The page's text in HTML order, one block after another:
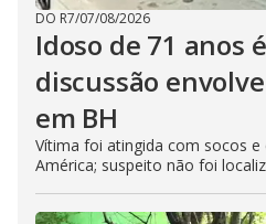
DO R7/07/08/2026
Idoso de 71 anos
discussão
em BH
Vítima foi atingida com socos e
América; suspeito não foi